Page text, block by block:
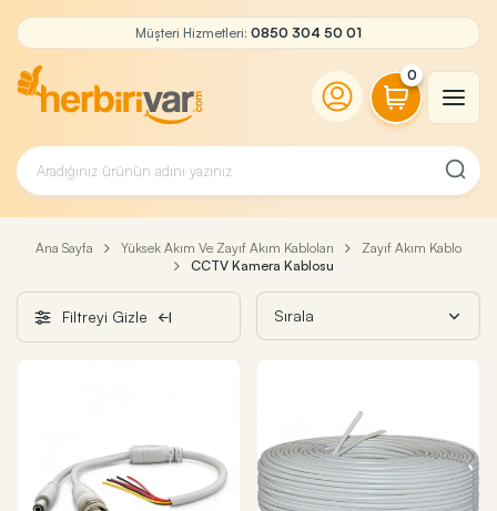
Müşteri Hizmetleri: 0850 304 50 01
0
Ana Sayfa Yüksek Akım Ve Zayıf Akım Kabloları
Zayıf Akım Kablo
CCTV Kamera Kablosu
Filtreyi Gizle